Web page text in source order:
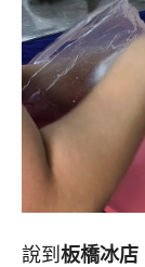
說到 板橋冰店